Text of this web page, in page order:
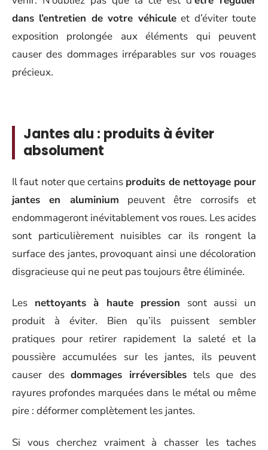
dans l’entretien de votre véhiculeet d’éviter toute
exposition prolongée aux éléments qui peuvent
causer des dommages irréparables sur vos rouages
précieux.
Jantes alu : produits à éviter
absolument
Il faut noter que certains produits de nettoyage pour
jantes en aluminium peuvent être corrosifs et
endommageront inévitablement vos roues. Les acides
sont particulièrement nuisibles car ils rongent la
surface des jantes, provoquant ainsi une décoloration
disgracieuse qui ne peut pas toujours être éliminée.
Les nettoyants à haute pression sont aussi un
produit à éviter. Bien qu’ils puissent sembler
pratiques pour retirer rapidement la saleté et la
poussière accumulées sur les jantes, ils peuvent
causer desdommages irréversibles tels que des
rayures profondes marquées dans le métal ou même
pire : déformer complètement les jantes.
Si vous cherchez vraiment à chasser les taches